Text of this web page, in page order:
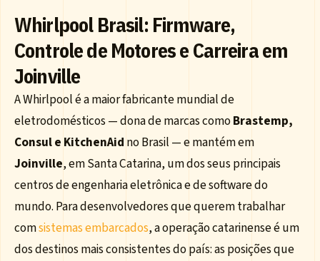
Whirlpool Brasil: Firmware,
Controle de Motores e Carreira em
Joinville
A Whirlpool é a maior fabricante mundial de
eletrodomésticos — dona de marcas comoBrastemp,
Consul e KitchenAid no Brasil — e mantém em
Joinville, em Santa Catarina, um dos seus principais
centros de engenharia eletrônica e de software do
mundo. Para desenvolvedores que querem trabalhar
comsistemas embarcados, a operação catarinense é um
dos destinos mais consistentes do país: as posições que